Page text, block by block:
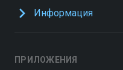
Информация
ПРИЛОЖЕНИЯ